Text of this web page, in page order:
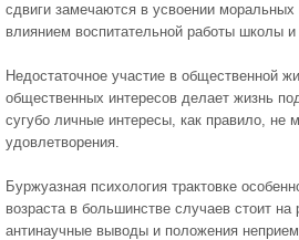
сдвиги замечаются в усвоении моральных
влиянием воспитательной работы школы
Недостаточное участие в общественной
общественных интересов делает жизнь
сугубо личные интересы, как правило, не
удовлетворения.
Буржуазная психология трактовке
возраста в большинстве случаев стоит
антинаучные выводы и положения